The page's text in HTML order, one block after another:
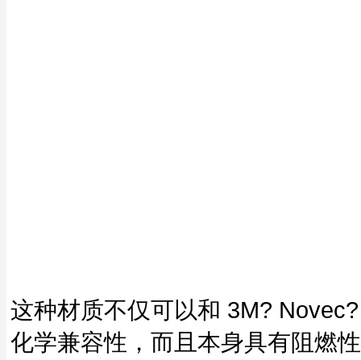
这种材质不仅可以和 3M?
化学兼容性，而且本身具有阻燃